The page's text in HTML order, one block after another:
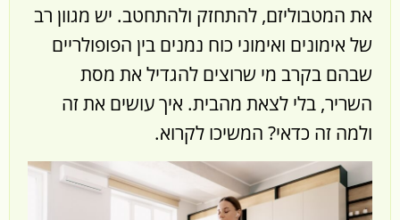
את המטבוליזם, להתחזק ולהתחטב. יש מגוון רב
של אימונים ואימוני כוח נמנים בין הפופולריים
שבהם בקרב מי שרוצים להגדיל את מסת
השריר, בלי לצאת מהבית. איך עושים את זה
ולמה זה כדאי? המשיכו לקרוא.